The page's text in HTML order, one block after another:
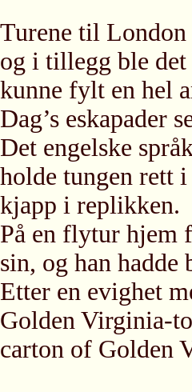
Turene til London
og i tillegg ble det
kunne fylt en hel
Dag’s eskapader
Det engelske
holde tungen rett
kjapp i replikken.
På en flytur hjem
sin, og han
Etter en evighet
Golden Virginia-
carton of Golden